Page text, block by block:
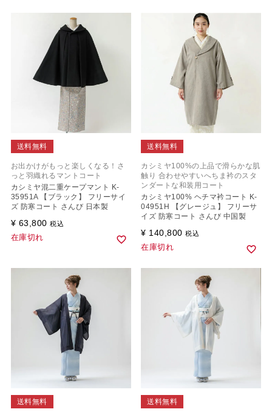
送料無料
お出かけがもっと楽しくなる！さ
っと羽織れるマントコート
カシミヤ混二重ケープマント K-
35951A 【ブラック】 フリーサイ
ズ 防寒コート さんび 日本製
¥ 63,800 税込
在庫切れ
送料無料
カシミヤ100%の上品で滑らかな肌
触り 合わせやすいへちま衿のスタ
ンダートな和装用コート
カシミヤ100% ヘチマ衿コート K-
04951H 【グレージュ】 フリーサ
イズ 防寒コート さんび 中国製
¥ 140,800 税込
在庫切れ
送料無料 送料無料